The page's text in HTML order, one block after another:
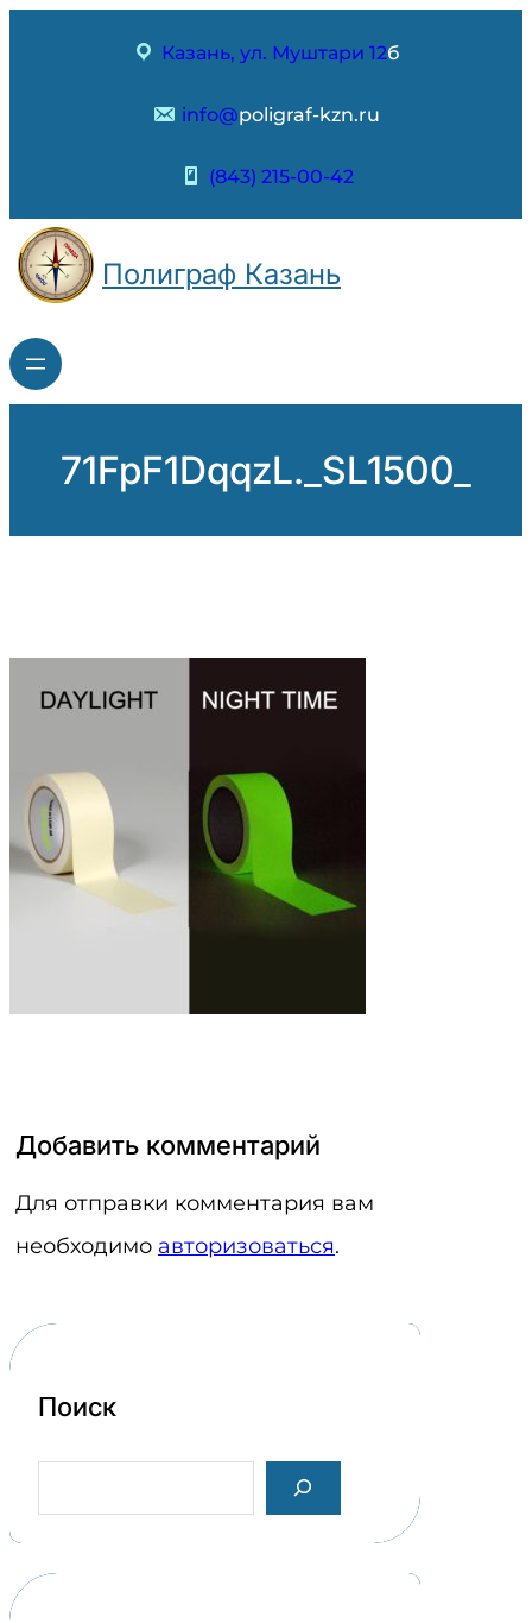
Казань, ул. Муштари 12б
info@poligraf-kzn.ru
(843) 215-00-42
Полиграф Казань
71FpF1DqqzL._SL1500_
Добавить комментарий
Для отправки комментария вам
необходимо авторизоваться.
Поиск
a
h